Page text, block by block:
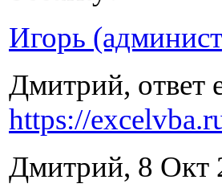
Игорь
Дмитрий, ответ
https://
Дмитрий, 8 Окт